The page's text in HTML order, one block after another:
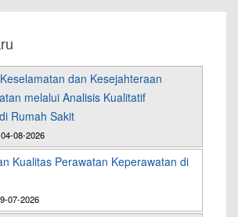
dan Kesejahteraan
melalui Analisis Kualitatif
Rumah Sakit
08-2026
Kualitas Perawatan Keperawatan di
07-2026